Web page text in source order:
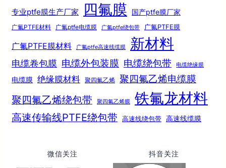
专业ptfe膜生产厂家 四氟膜 国产ptfe膜厂家
广氟PTFE材料 广氟ptfe电缆膜 广氟ptfe绕包带 广氟PTFE膜
广氟PTFE膜材料 广氟ptfe高速线缆膜 新材料
电缆卷包膜 电缆外包装膜 电缆绕包带 电缆绝缘膜
电缆膜 绝缘膜材料 聚四氟乙烯
聚四氟乙烯电缆膜
聚四氟乙烯绕包带
聚四氟乙烯膜 铁氟龙材料
高速传输线PTFE绕包带 高速线绕包带 高速线缆膜
微信关注 抖音关注